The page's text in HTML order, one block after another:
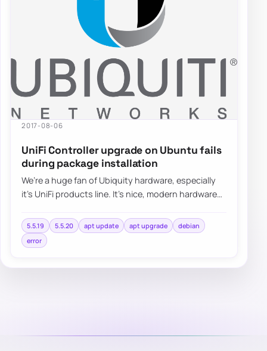
2017-08-06
UniFi Controller upgrade on Ubuntu fails
during package installation
We’re a huge fan of Ubiquity hardware, especially
it’s UniFi products line. It’s nice, modern hardware
5.5.19 5.5.20 apt update apt upgrade
debian
error